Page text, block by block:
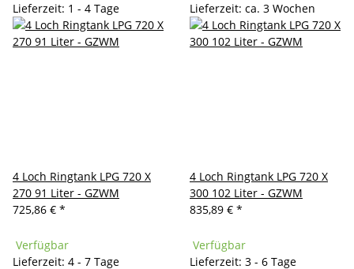
Lieferzeit: 1 - 4 Tage
Lieferzeit: ca. 3 Wochen
4 Loch Ringtank LPG 720 X
270 91 Liter - GZWM
725,86 € *
Verfügbar
Lieferzeit: 4 - 7 Tage
4 Loch Ringtank LPG 720 X
300 102 Liter - GZWM
835,89 € *
Verfügbar
Lieferzeit: 3 - 6 Tage